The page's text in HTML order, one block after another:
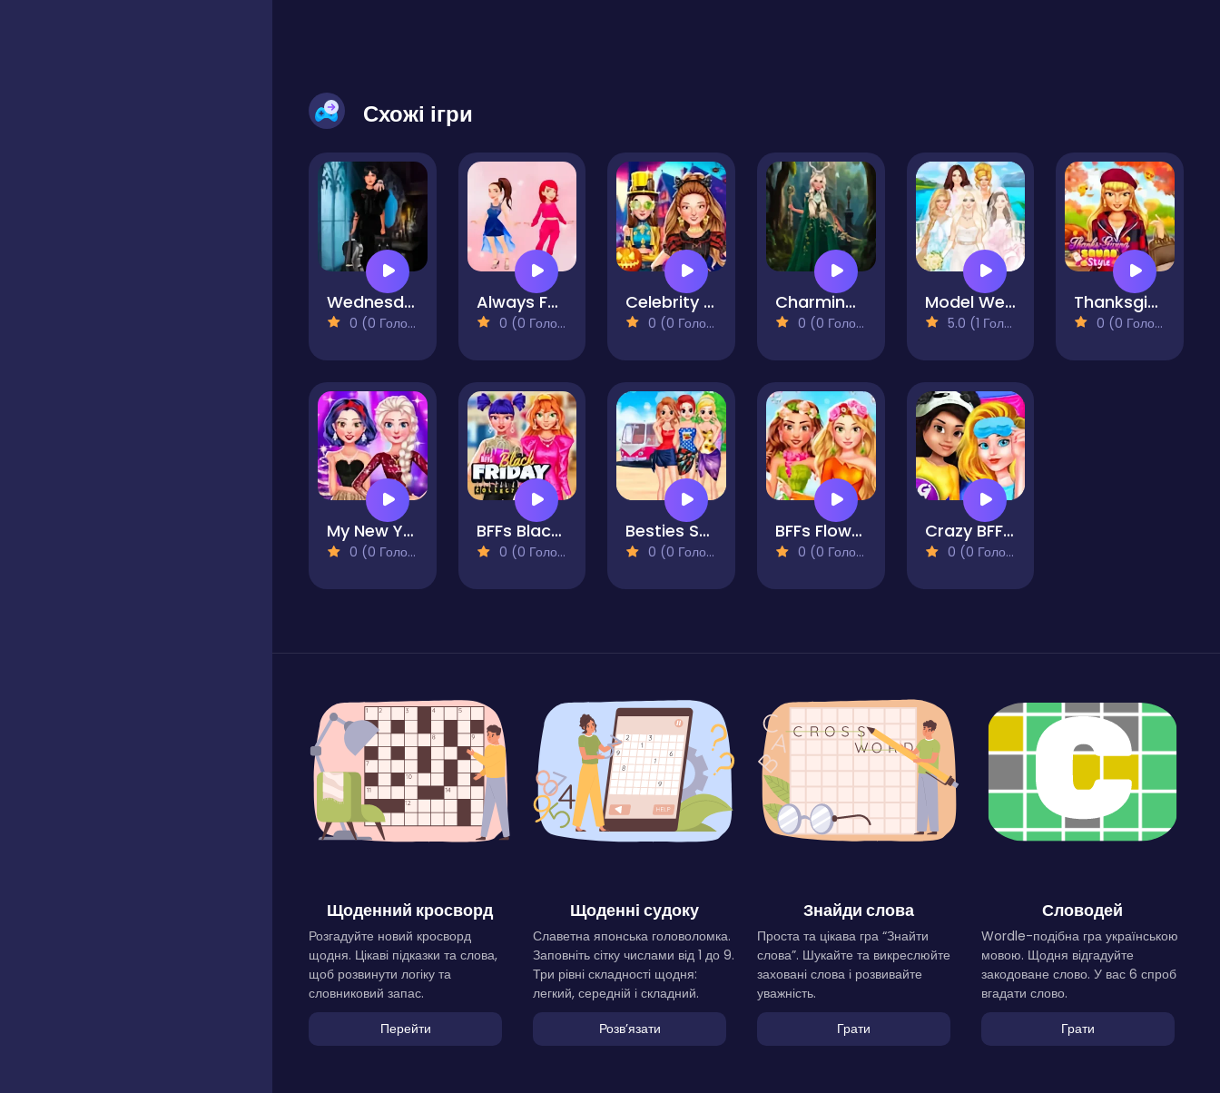
Схожі ігри
Wednesday Dress Up Adames
0 (0 Голосів)
Always Fashion
0 (0 Голосів)
Celebrity Halloween Costumes
0 (0 Голосів)
Charming Dress-up and Makeup
0 (0 Голосів)
Model Wedding - Girl Games
5.0 (1 Голосів)
Thanksgiving Squad Style
0 (0 Голосів)
My New Year's Sparkling Outfits
0 (0 Голосів)
BFFs Black Friday Collection
0 (0 Голосів)
Besties Summer Vacation
0 (0 Голосів)
BFFs Flowers Inspired Fashion
0 (0 Голосів)
Crazy BFF Princess PJ Night Out Party
0 (0 Голосів)
Щоденний кросворд
Розгадуйте новий кросворд
щодня. Цікаві підказки та слова,
щоб розвинути логіку та
словниковий запас.
Перейти
Щоденні судоку
Славетна японська головоломка.
Заповніть сітку числами від 1 до 9.
Три рівні складності щодня:
легкий, середній і складний.
Розвʼязати
Знайди слова
Проста та цікава гра “Знайти
слова”. Шукайте та викреслюйте
заховані слова і розвивайте
уважність.
Грати
Словодей
Wordle-подібна гра українською
мовою. Щодня відгадуйте
закодоване слово. У вас 6 спроб
вгадати слово.
Грати